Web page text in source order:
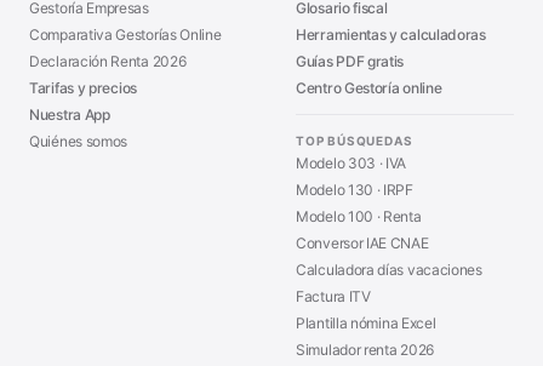
Gestoría Empresas
Comparativa Gestorías Online
Declaración Renta 2026
Tarifas y precios
Nuestra App
Quiénes somos
Glosario fiscal
Herramientas y calculadoras
Guías PDF gratis
Centro Gestoría online
TOP BÚSQUEDAS
Modelo 303 · IVA
Modelo 130 · IRPF
Modelo 100 · Renta
Conversor IAE CNAE
Calculadora días vacaciones
Factura ITV
Plantilla nómina Excel
Simulador renta 2026